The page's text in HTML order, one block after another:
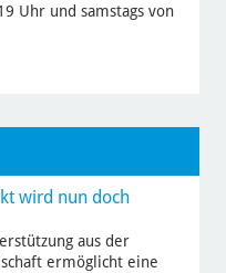
Uhr und samstags von
wird nun doch
aus der
ermöglicht eine